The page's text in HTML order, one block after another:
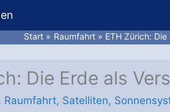
Start Raumfahrt ETH Zürich:
Die Erde als
Raumfahrt, Satelliten,